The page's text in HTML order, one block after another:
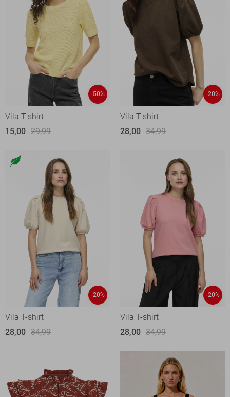
-50%
Vila T-shirt
15,00 29,99
-20%
Vila T-shirt
28,00 34,99
-20%
Vila T-shirt
28,00 34,99
-20%
Vila T-shirt
28,00 34,99